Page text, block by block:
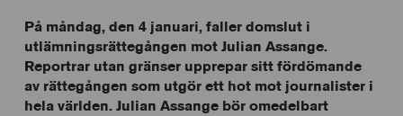
På måndag, den 4 januari, faller domslut i
utlämningsrättegången mot Julian Assange.
Reportrar utan gränser upprepar sitt fördömande
av rättegången som utgör ett hot mot journalister i
hela världen. Julian Assange bör omedelbart